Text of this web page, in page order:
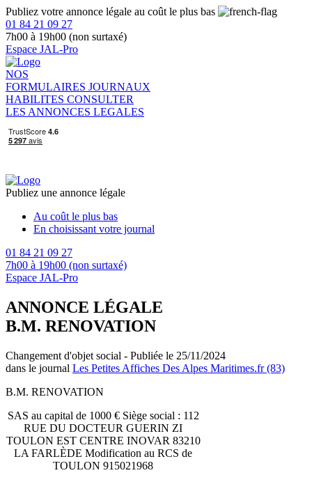
Publiez votre annonce légale au coût le plus bas
01 84 21 09 27
7h00 à 19h00 (non surtaxé)
Espace JAL-Pro
NOS
FORMULAIRES JOURNAUX
HABILITES CONSULTER
LES ANNONCES LEGALES
Publiez une annonce légale
Au coût le plus bas
En choisissant votre journal
01 84 21 09 27
7h00 à 19h00 (non surtaxé)
Espace JAL-Pro
ANNONCE LÉGALE
B.M. RENOVATION
Changement d'objet social - Publiée le 25/11/2024
dans le journal Les Petites Affiches Des Alpes Maritimes.fr (83)
B.M. RENOVATION
SAS au capital de 1000 € Siège social : 112
RUE DU DOCTEUR GUERIN ZI
TOULON EST CENTRE INOVAR 83210
LA FARLÈDE Modification au RCS de
TOULON 915021968